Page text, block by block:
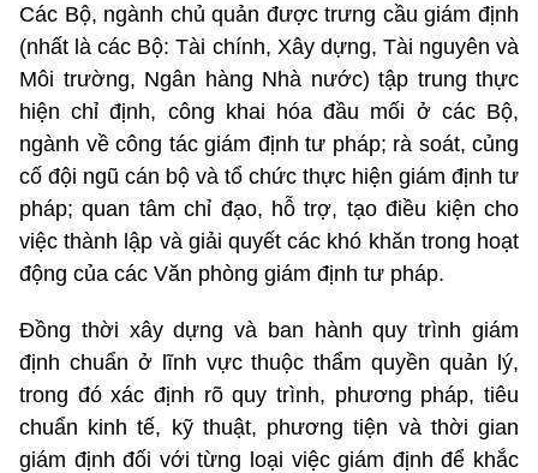
Các Bộ, ngành chủ quản được trưng cầu giám định
(nhất là các Bộ: Tài chính, Xây dựng, Tài nguyên và
Môi trường, Ngân hàng Nhà nước) tập trung thực
hiện chỉ định, công khai hóa đầu mối ở các Bộ,
ngành về công tác giám định tư pháp; rà soát, củng
cố đội ngũ cán bộ và tổ chức thực hiện giám định tư
pháp; quan tâm chỉ đạo, hỗ trợ, tạo điều kiện cho
việc thành lập và giải quyết các khó khăn trong hoạt
động của các Văn phòng giám định tư pháp.
Đồng thời xây dựng và ban hành quy trình giám
định chuẩn ở lĩnh vực thuộc thẩm quyền quản lý,
trong đó xác định rõ quy trình, phương pháp, tiêu
chuẩn kinh tế, kỹ thuật, phương tiện và thời gian
giám định đối với từng loại việc giám định để khắc